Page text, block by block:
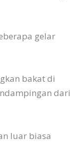
gelar
bakat di
dari
luar biasa